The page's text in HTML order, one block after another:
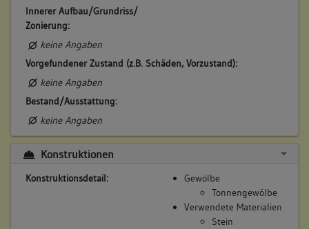
Innerer Aufbau/Grundriss/
Zonierung:
keine Angaben
Vorgefundener Zustand (z.B. Schäden, Vorzustand):
keine Angaben
Bestand/Ausstattung:
keine Angaben
Konstruktionen
Konstruktionsdetail:
Gewölbe
Tonnengewölbe
Verwendete Materialien
Stein